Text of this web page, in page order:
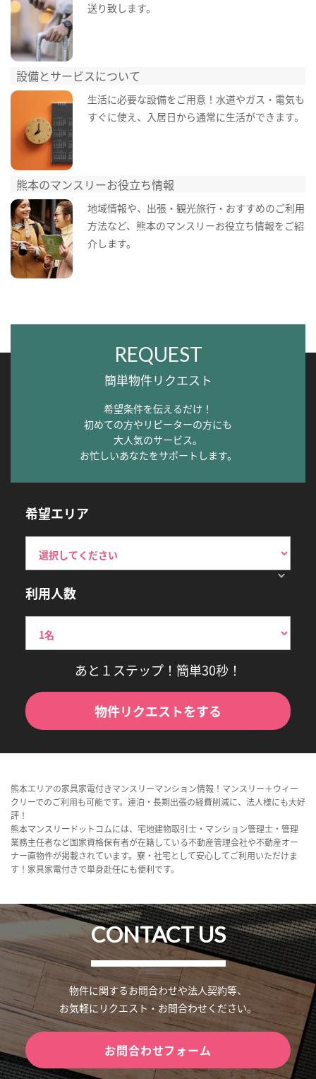
送り致します。
設備とサービスについて
生活に必要な設備をご用意！水道やガス・電気も
すぐに使え、入居日から通常に生活ができます。
熊本のマンスリーお役立ち情報
地域情報や、出張・観光旅行・おすすめのご利用
方法など、熊本のマンスリーお役立ち情報をご紹
介します。
REQUEST
簡単物件リクエスト
希望条件を伝えるだけ！
初めての方やリピーターの方にも
大人気のサービス。
お忙しいあなたをサポートします。
希望エリア
利用人数
あと１ステップ！簡単30秒！
物件リクエストをする
熊本エリアの家具家電付きマンスリーマンション情報！マンスリー＋ウィー
クリーでのご利用も可能です。連泊・長期出張の経費削減に、法人様にも大好
評！
熊本マンスリードットコムには、宅地建物取引士・マンション管理士・管理
業務主任者など国家資格保有者が在籍している不動産管理会社や不動産オー
ナー直物件が掲載されています。寮・社宅として安心してご利用いただけま
す！家具家電付きで単身赴任にも便利です。
CONTACT US
物件に関するお問合わせや法人契約等、
お気軽にリクエスト・お問合わせください。
お問合わせフォーム